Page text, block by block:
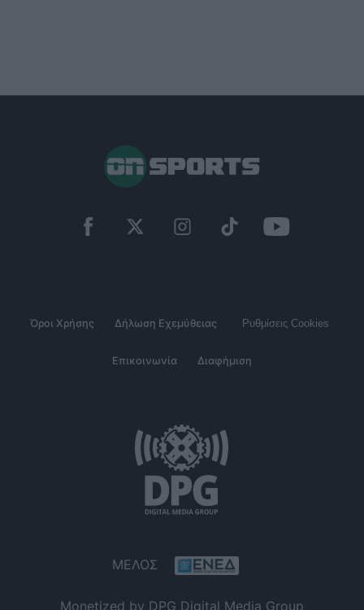
Όροι Χρήσης Δήλωση Εχεμύθειας Ρυθμίσεις Cookies
Επικοινωνία Διαφήμιση
ΜΕΛΟΣ
Monetized by DPG Digital Media Group